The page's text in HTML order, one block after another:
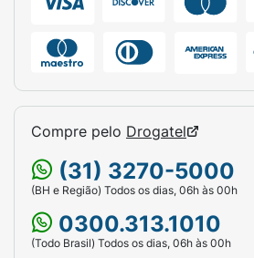
Compre pelo Drogatel
(31) 3270-5000
(BH e Região) Todos os dias, 06h às 00h
0300.313.1010
(Todo Brasil) Todos os dias, 06h às 00h